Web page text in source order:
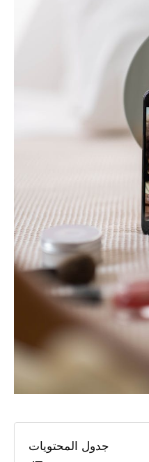
جدول المحتويات